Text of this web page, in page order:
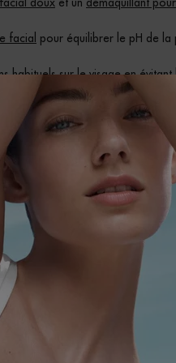
doux et un démaquillant
facial pour équilibrer le pH de la
habituels sur le visage en
absorbé – notre
hydratante sur tout le visage et
en fraction de probiotiques
pores et atténue l’apparence
contour des yeux au rétinol,
pénètre correctement dans
enrichi en pro-rétinol, un
protection solaire avec un SPF30
par les UV.
par appliquer le
Multi-Correct Blue